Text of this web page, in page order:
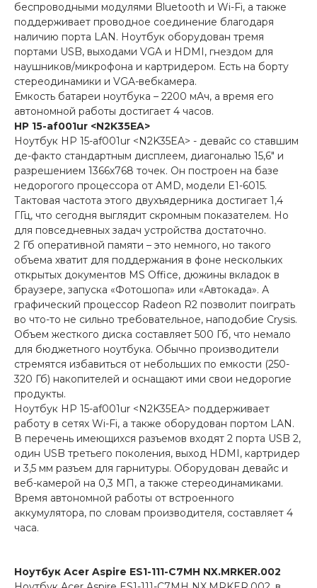
беспроводными модулями Bluetooth и Wi-Fi, а также
поддерживает проводное соединение благодаря
наличию порта LAN. Ноутбук оборудован тремя
портами USB, выходами VGA и HDMI, гнездом для
наушников/микрофона и картридером. Есть на борту
стереодинамики и VGA-вебкамера.
Емкость батареи ноутбука – 2200 мАч, а время его
автономной работы достигает 4 часов.
HP 15-af001ur <N2K35EA>
Ноутбук HP 15-af001ur <N2K35EA> - девайс со ставшим
де-факто стандартным дисплеем, диагональю 15,6" и
разрешением 1366х768 точек. Он построен на базе
недорогого процессора от AMD, модели E1-6015.
Тактовая частота этого двухъядерника достигает 1,4
ГГц, что сегодня выглядит скромным показателем. Но
для повседневных задач устройства достаточно.
2 Гб оперативной памяти – это немного, но такого
объема хватит для поддержания в фоне нескольких
открытых документов MS Office, дюжины вкладок в
браузере, запуска «Фотошопа» или «Автокада». А
графический процессор Radeon R2 позволит поиграть
во что-то не сильно требовательное, наподобие Crysis.
Объем жесткого диска составляет 500 Гб, что немало
для бюджетного ноутбука. Обычно производители
стремятся избавиться от небольших по емкости (250-
320 Гб) накопителей и оснащают ими свои недорогие
продукты.
Ноутбук HP 15-af001ur <N2K35EA> поддерживает
работу в сетях Wi-Fi, а также оборудован портом LAN.
В перечень имеющихся разъемов входят 2 порта USB 2,
один USB третьего поколения, выход HDMI, картридер
и 3,5 мм разъем для гарнитуры. Оборудован девайс и
веб-камерой на 0,3 МП, а также стереодинамиками.
Время автономной работы от встроенного
аккумулятора, по словам производителя, составляет 4
часа.
Ноутбук Acer Aspire ES1-111-C7MH NX.MRKER.002